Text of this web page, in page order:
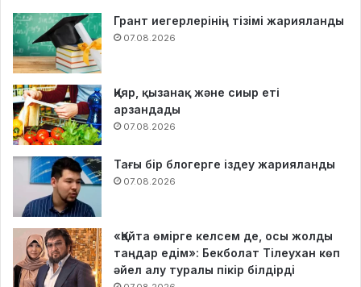
Грант иегерлерінің тізімі жарияланды
07.08.2026
Қияр, қызанақ және сиыр еті
арзандады
07.08.2026
Тағы бір блогерге іздеу жарияланды
07.08.2026
«Қайта өмірге келсем де, осы жолды
таңдар едім»: Бекболат Тілеухан көп
әйел алу туралы пікір білдірді